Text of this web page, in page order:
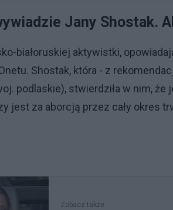
Jany Shostak.
białoruskiej aktywistki,
Shostak, która - z
podlaskie), stwierdziła w nim,
jest za aborcją przez cały okres
Zobacz także